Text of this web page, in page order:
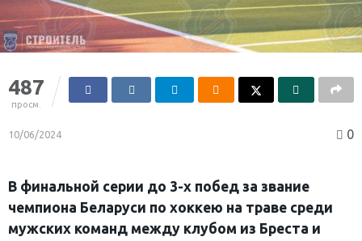
487
просм.
10/06/2024 0
В финальной серии до 3-х побед за звание
чемпиона Беларуси по хоккею на траве среди
мужских команд между клубом из Бреста и